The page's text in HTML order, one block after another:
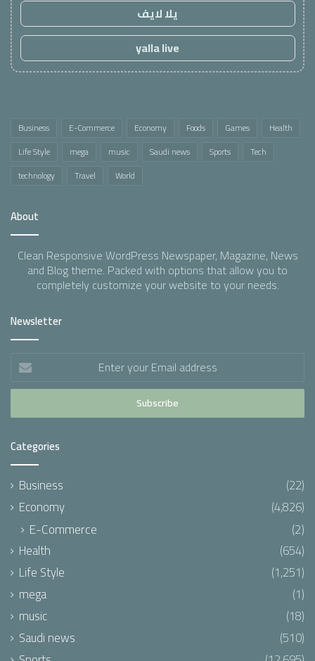
يلا لايف
yalla live
Business E-Commerce Economy Foods Games
Health
Life Style
mega music Saudi news Sports
Tech
technology
Travel World
About
Clean Responsive WordPress Newspaper, Magazine, News
and Blog theme. Packed with options that allow you to
completely customize your website to your needs.
Newsletter
Enter
your
Email
Categories
Business
(22)
Economy
(4,826)
E-Commerce (2)
Health
(654)
Life Style
(1,251)
mega
(1)
music
(18)
Saudi news
(510)